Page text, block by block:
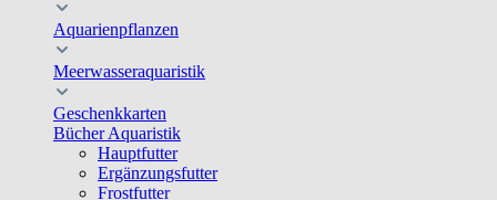
Aquarienpflanzen
Meerwasseraquaristik
Geschenkkarten
Bücher Aquaristik
Hauptfutter
Ergänzungsfutter
Frostfutter